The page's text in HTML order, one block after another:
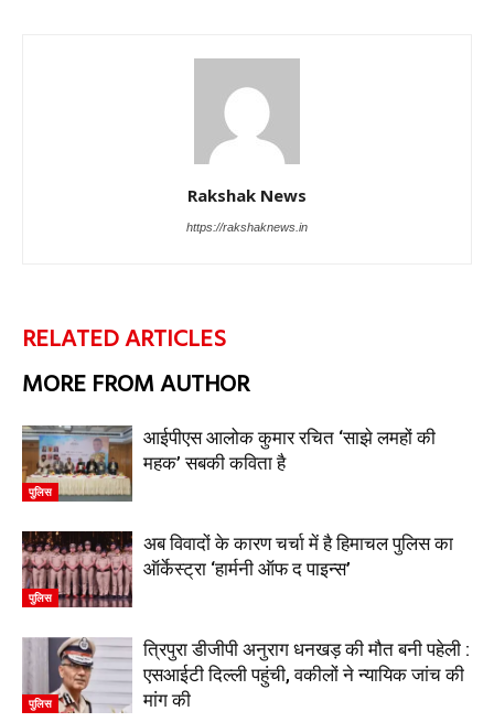
Rakshak News
https://rakshaknews.in
RELATED ARTICLES
MORE FROM AUTHOR
पुलिस
आईपीएस आलोक कुमार रचित ‘साझे लमहों की
महक’ सबकी कविता है
पुलिस
अब विवादों के कारण चर्चा में है हिमाचल पुलिस का
ऑर्केस्ट्रा ‘हार्मनी ऑफ द पाइन्स’
पुलिस
त्रिपुरा डीजीपी अनुराग धनखड़ की मौत बनी पहेली :
एसआईटी दिल्ली पहुंची, वकीलों ने न्यायिक जांच की
मांग की